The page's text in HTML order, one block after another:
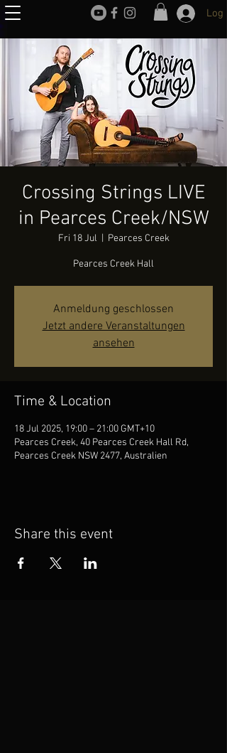
Log
Crossing Strings LIVE
in Pearces Creek/NSW
Fri 18 Jul Pearces Creek
Pearces Creek Hall
Anmeldung geschlossen
Jetzt andere Veranstaltungen
ansehen
Time & Location
18 Jul 2025, 19:00 – 21:00 GMT+10
Pearces Creek, 40 Pearces Creek Hall Rd,
Pearces Creek NSW 2477, Australien
Share this event